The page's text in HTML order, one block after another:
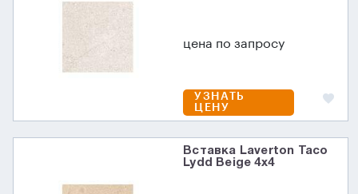
цена по запросу
УЗНАТЬ
ЦЕНУ
Вставка Laverton Taco
Lydd Beige 4x4